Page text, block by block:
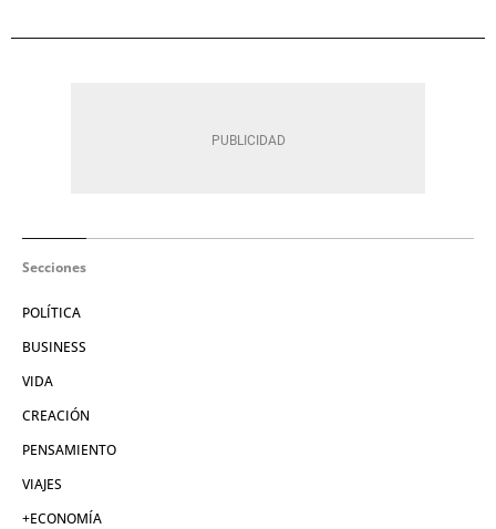
Secciones
POLÍTICA
BUSINESS
VIDA
CREACIÓN
PENSAMIENTO
VIAJES
+ECONOMÍA